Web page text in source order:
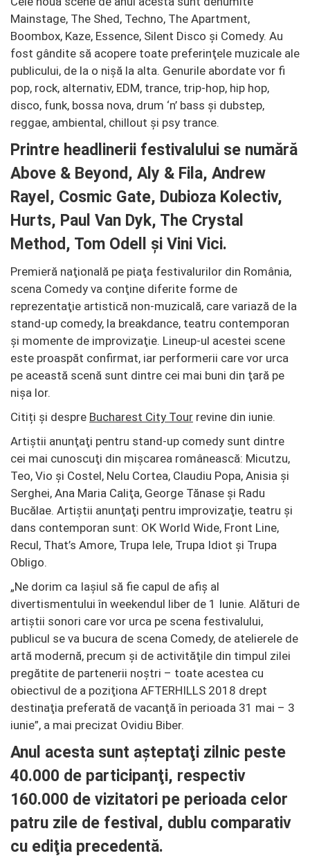
Mainstage, The Shed, Techno, The Apartment,
Boombox, Kaze, Essence, Silent Disco şi Comedy. Au
fost gândite să acopere toate preferinţele muzicale ale
publicului, de la o nişă la alta. Genurile abordate vor fi
pop, rock, alternativ, EDM, trance, trip-hop, hip hop,
disco, funk, bossa nova, drum ‘n’ bass şi dubstep,
reggae, ambiental, chillout şi psy trance.
Printre headlinerii festivalului se numără
Above & Beyond, Aly & Fila, Andrew
Rayel, Cosmic Gate, Dubioza Kolectiv,
Hurts, Paul Van Dyk, The Crystal
Method, Tom Odell şi Vini Vici.
Premieră naţională pe piaţa festivalurilor din România,
scena Comedy va conţine diferite forme de
reprezentaţie artistică non-muzicală, care variază de la
stand-up comedy, la breakdance, teatru contemporan
şi momente de improvizaţie. Lineup-ul acestei scene
este proaspăt confirmat, iar performerii care vor urca
pe această scenă sunt dintre cei mai buni din ţară pe
nişa lor.
Citiți și despre Bucharest City Tour revine din iunie.
Artiştii anunţaţi pentru stand-up comedy sunt dintre
cei mai cunoscuţi din mişcarea românească: Micutzu,
Teo, Vio şi Costel, Nelu Cortea, Claudiu Popa, Anisia şi
Serghei, Ana Maria Caliţa, George Tănase şi Radu
Bucălae. Artiştii anunţaţi pentru improvizaţie, teatru şi
dans contemporan sunt: OK World Wide, Front Line,
Recul, That’s Amore, Trupa Iele, Trupa Idiot şi Trupa
Obligo.
„Ne dorim ca Iaşiul să fie capul de afiş al
divertismentului în weekendul liber de 1 Iunie. Alături de
artiştii sonori care vor urca pe scena festivalului,
publicul se va bucura de scena Comedy, de atelierele de
artă modernă, precum şi de activităţile din timpul zilei
pregătite de partenerii noştri – toate acestea cu
obiectivul de a poziţiona AFTERHILLS 2018 drept
destinaţia preferată de vacanţă în perioada 31 mai – 3
iunie”, a mai precizat Ovidiu Biber.
Anul acesta sunt aşteptaţi zilnic peste
40.000 de participanţi, respectiv
160.000 de vizitatori pe perioada celor
patru zile de festival, dublu comparativ
cu ediţia precedentă.